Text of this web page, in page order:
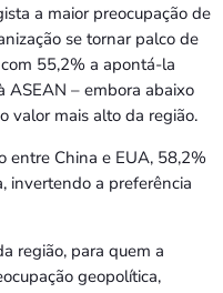
a maior preocupação de
se tornar palco de
55,2% a apontá-la
ASEAN – embora abaixo
valor mais alto da região.
entre China e EUA, 58,2%
invertendo a preferência
região, para quem a
geopolítica,